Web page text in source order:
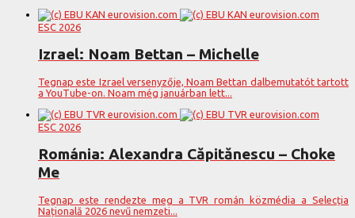
ESC 2026
Izrael: Noam Bettan – Michelle
Tegnap este Izrael versenyzője, Noam Bettan dalbemutatót tartott
a YouTube-on. Noam még januárban lett...
ESC 2026
Románia: Alexandra Căpitănescu – Choke
Me
Tegnap este rendezte meg a TVR román közmédia a Selecția
Națională 2026 nevű nemzeti...